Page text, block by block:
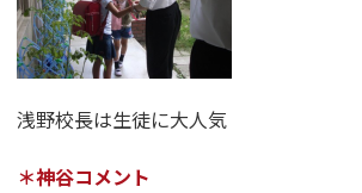
浅野校長は生徒に大人気
＊神谷コメント